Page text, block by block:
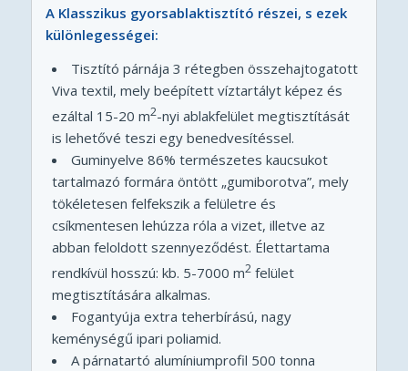
A Klasszikus gyorsablaktisztító részei, s ezek
különlegességei:
Tisztító párnája 3 rétegben összehajtogatott
Viva textil, mely beépített víztartályt képez és
ezáltal 15-20 m2-nyi ablakfelület megtisztítását
is lehetővé teszi egy benedvesítéssel.
Guminyelve 86% természetes kaucsukot
tartalmazó formára öntött „gumiborotva”, mely
tökéletesen felfekszik a felületre és
csíkmentesen lehúzza róla a vizet, illetve az
abban feloldott szennyeződést. Élettartama
rendkívül hosszú: kb. 5-7000 m2felület
megtisztítására alkalmas.
Fogantyúja extra teherbírású, nagy
keménységű ipari poliamid.
A párnatartó alumíniumprofil 500 tonna